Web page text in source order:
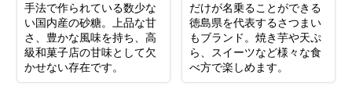
手法で作られている数少な
い国内産の砂糖。上品な甘
さ、豊かな風味を持ち、高
級和菓子店の甘味として欠
かせない存在です。
だけが名乗ることができる
徳島県を代表するさつまい
もブランド。焼き芋や天ぷ
ら、スイーツなど様々な食
べ方で楽しめます。